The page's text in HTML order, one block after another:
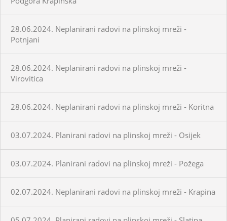
28.06.2024. Neplanirani radovi na plinskoj mreži -
Potnjani
28.06.2024. Neplanirani radovi na plinskoj mreži -
Virovitica
28.06.2024. Neplanirani radovi na plinskoj mreži - Koritna
03.07.2024. Planirani radovi na plinskoj mreži - Osijek
03.07.2024. Planirani radovi na plinskoj mreži - Požega
02.07.2024. Neplanirani radovi na plinskoj mreži - Krapina